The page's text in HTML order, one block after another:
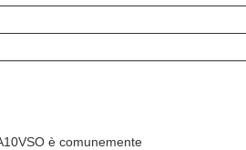
è comunemente